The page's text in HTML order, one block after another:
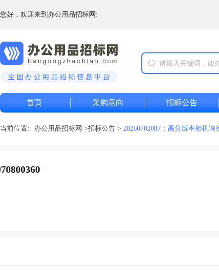
您好，欢迎来到办公用品招标网!
首页 采购意向 招标公告
当前位置: 办公用品招标网 >招标公告 > 20260702087；高分辨率相机询